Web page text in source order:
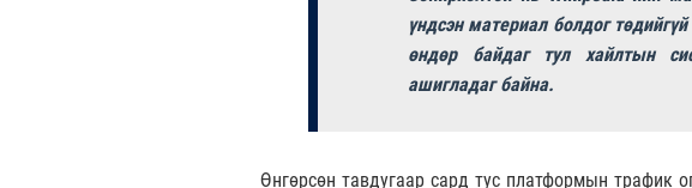
үндсэн материал болдог
өндөр байдаг тул хайлтын
ашигладаг байна.
Өнгөрсөн тавдугаар сард тус платформын трафик